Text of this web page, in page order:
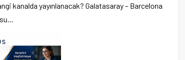
kanalda yayınlanacak? Galatasaray – Barcelona